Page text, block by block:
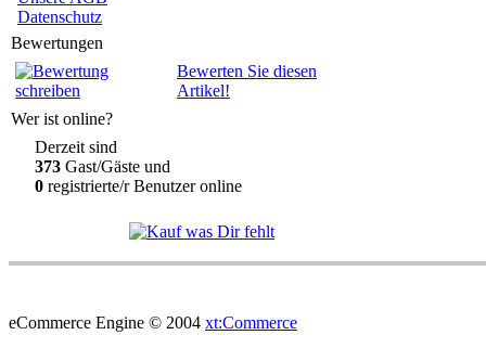
Datenschutz
Bewertungen
Bewerten Sie diesen
Artikel!
Wer ist online?
Derzeit sind
373 Gast/Gäste und
0 registrierte/r Benutzer online
eCommerce Engine © 2004 xt:Commerce